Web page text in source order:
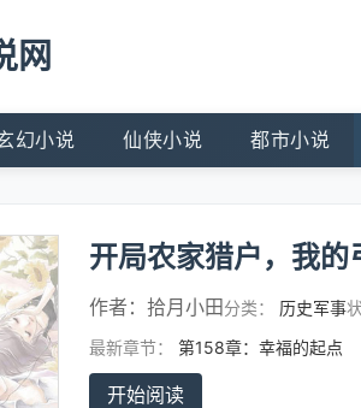
网
幻小说 仙侠小说 都市小说
开局农家猎户，我
作者： 拾月小田分类： 历史军事
最新章节：
第158章：幸福的起点
开始阅读